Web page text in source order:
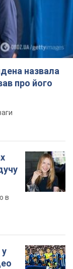
назвала
про його
в